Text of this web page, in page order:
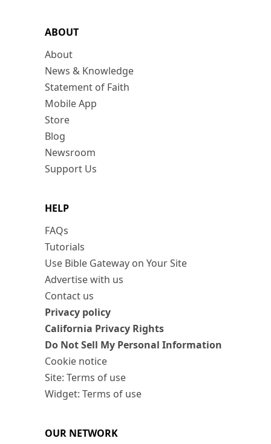
ABOUT
About
News & Knowledge
Statement of Faith
Mobile App
Store
Blog
Newsroom
Support Us
HELP
FAQs
Tutorials
Use Bible Gateway on Your Site
Advertise with us
Contact us
Privacy policy
California Privacy Rights
Do Not Sell My Personal Information
Cookie notice
Site: Terms of use
Widget: Terms of use
OUR NETWORK